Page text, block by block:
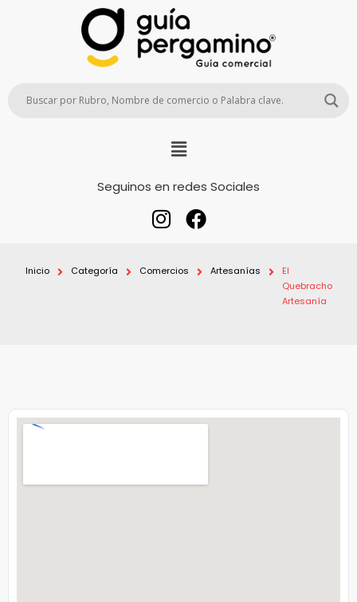
Seguinos en redes Sociales
Inicio Categoría Comercios Artesanías
El
Quebracho
Artesanía